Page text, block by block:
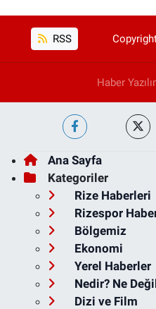
RSS
Haber
Ana Sayfa
Kategoriler
Rize Haberleri
Rizespor
Bölgemiz
Ekonomi
Yerel Haberler
Nedir? Ne
Dizi ve Film